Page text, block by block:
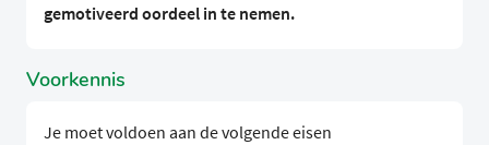
gemotiveerd oordeel in te nemen.
Voorkennis
Je moet voldoen aan de volgende eisen